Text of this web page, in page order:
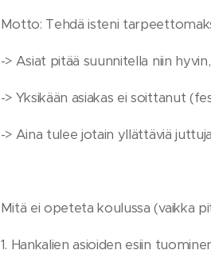
Motto: Tehdä isteni
-> Asiat pitää suunnitella niin
-> Yksikään asiakas ei soittanut
-> Aina tulee jotain yllättäviä
Mitä ei opeteta koulussa (vaikka
1. Hankalien asioiden esiin